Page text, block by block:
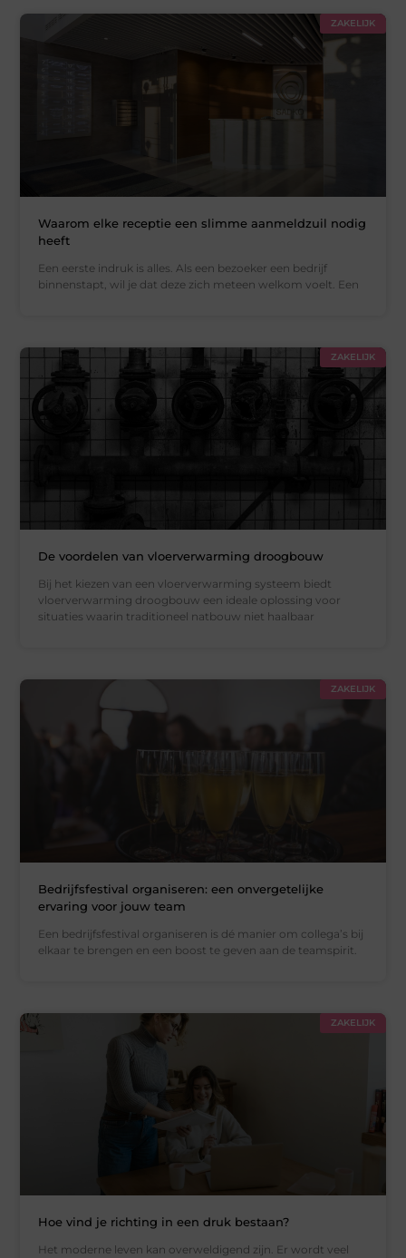
ZAKELIJK
Waarom elke receptie een slimme aanmeldzuil nodig
heeft
Een eerste indruk is alles. Als een bezoeker een bedrijf
binnenstapt, wil je dat deze zich meteen welkom voelt. Een
ZAKELIJK
De voordelen van vloerverwarming droogbouw
Bij het kiezen van een vloerverwarming systeem biedt
vloerverwarming droogbouw een ideale oplossing voor
situaties waarin traditioneel natbouw niet haalbaar
ZAKELIJK
Bedrijfsfestival organiseren: een onvergetelijke
ervaring voor jouw team
Een bedrijfsfestival organiseren is dé manier om collega’s bij
elkaar te brengen en een boost te geven aan de teamspirit.
ZAKELIJK
Hoe vind je richting in een druk bestaan?
Het moderne leven kan overweldigend zijn. Er wordt veel